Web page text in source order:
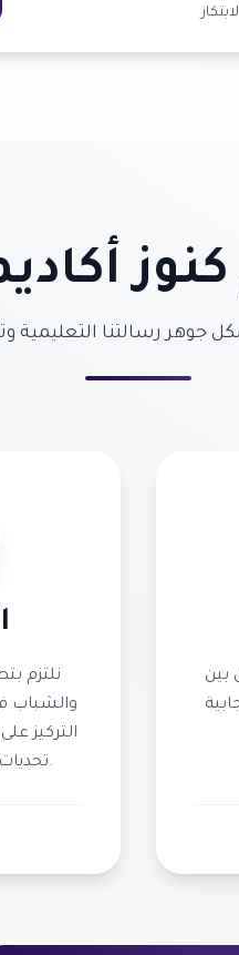
جوهر رسالتنا التعليمية
نلتزم
والشباب
التركيز
تحديات الحياة المستقبلية.
بين